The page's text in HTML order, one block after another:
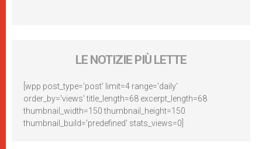
LE NOTIZIE PIÙ LETTE
[wpp post_type='post' limit=4 range='daily'
order_by='views' title_length=68 excerpt_length=68
thumbnail_width=150 thumbnail_height=150
thumbnail_build='predefined' stats_views=0]